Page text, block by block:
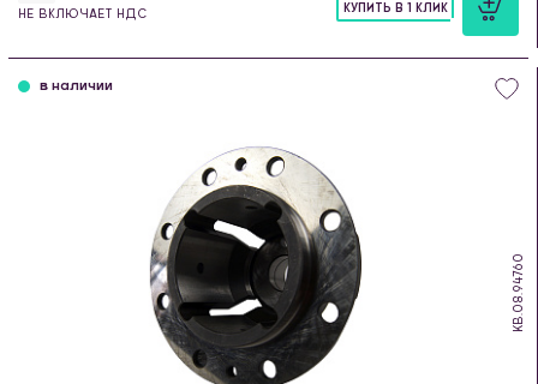
НЕ ВКЛЮЧАЕТ НДС
КУПИТЬ В 1 КЛИК
KB.08.94760
в наличии